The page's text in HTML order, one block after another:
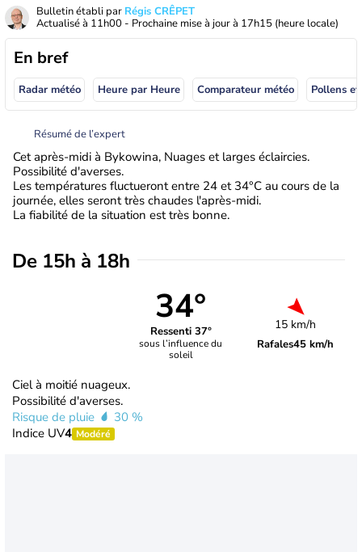
Bulletin établi par Régis CRÊPET
Actualisé à 11h00 - Prochaine mise à jour à 17h15 (heure locale)
En bref
Radar météo Heure par Heure Comparateur météo Pollens
Résumé de l’expert
Cet après-midi à Bykowina, Nuages et larges éclaircies.
Possibilité d'averses.
Les températures fluctueront entre 24 et 34°C au cours de la
journée, elles seront très chaudes l'après-midi.
La fiabilité de la situation est très bonne.
De 15h à 18h
34°
Ressenti 37°
sous l’influence du
soleil
15 km/h
Rafales45 km/h
Ciel à moitié nuageux.
Possibilité d'averses.
Risque de pluie
30 %
Indice UV4 Modéré